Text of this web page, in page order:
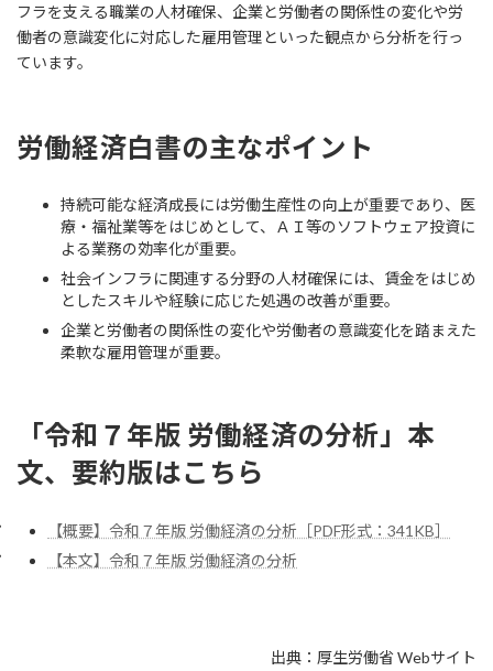
フラを支える職業の人材確保、企業と労働者の関係性の変化や労
働者の意識変化に対応した雇用管理といった観点から分析を行っ
ています。
労働経済白書の主なポイント
持続可能な経済成長には労働生産性の向上が重要であり、医
療・福祉業等をはじめとして、ＡＩ等のソフトウェア投資に
よる業務の効率化が重要。
社会インフラに関連する分野の人材確保には、賃金をはじめ
としたスキルや経験に応じた処遇の改善が重要。
企業と労働者の関係性の変化や労働者の意識変化を踏まえた
柔軟な雇用管理が重要。
「令和７年版 労働経済の分析」本
文、要約版はこちら
【概要】令和７年版 労働経済の分析［PDF形式：341KB］
【本文】令和７年版 労働経済の分析
出典：厚生労働省 Webサイト